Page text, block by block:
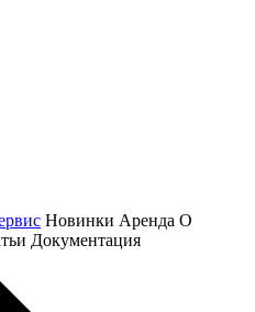
Новинки Аренда О
Документация